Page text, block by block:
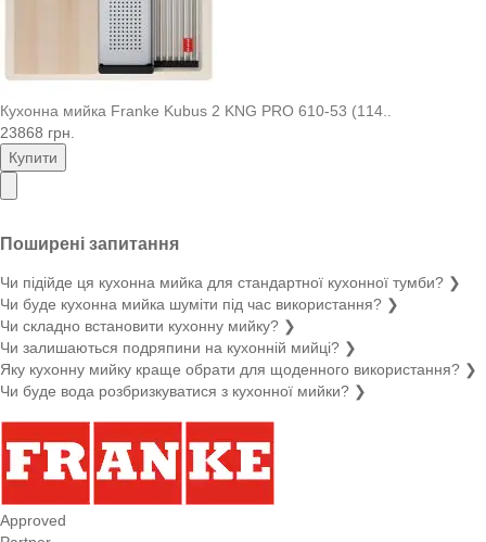
Кухонна мийка Franke Kubus 2 KNG PRO 610-53 (114..
23868 грн.
Купити
Поширені запитання
Чи підійде ця кухонна мийка для стандартної кухонної тумби? ❯
Чи буде кухонна мийка шуміти під час використання? ❯
Чи складно встановити кухонну мийку? ❯
Чи залишаються подряпини на кухонній мийці? ❯
Яку кухонну мийку краще обрати для щоденного використання? ❯
Чи буде вода розбризкуватися з кухонної мийки? ❯
Approved